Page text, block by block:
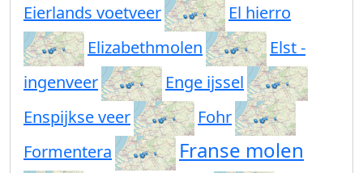
Eierlands voetveer
El hierro
Elizabethmolen
Elst -
ingenveer
Enge ijssel
Enspijkse veer
Fohr
Formentera
Franse molen